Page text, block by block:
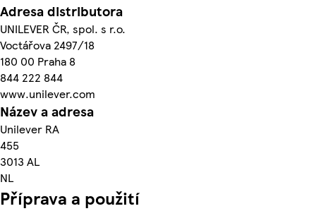
Adresa distributora
UNILEVER ČR, spol. s r.o.
Voctářova 2497/18
180 00 Praha 8
844 222 844
www.unilever.com
Název a adresa
Unilever RA
455
3013 AL
NL
Příprava a použití